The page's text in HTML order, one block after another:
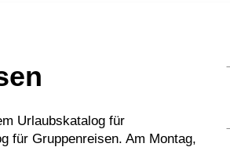
Urlaubskatalog für
für Gruppenreisen. Am Montag,